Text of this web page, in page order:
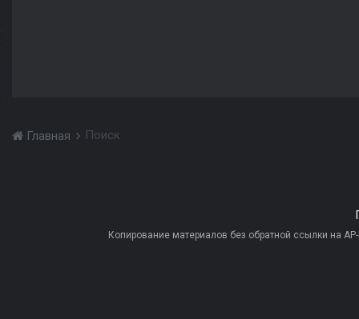
Главная Поиск
Копирование материалов без обратной ссылки на